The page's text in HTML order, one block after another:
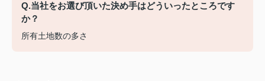
Q.当社をお選び頂いた決め手はどういったところです
か？
所有土地数の多さ